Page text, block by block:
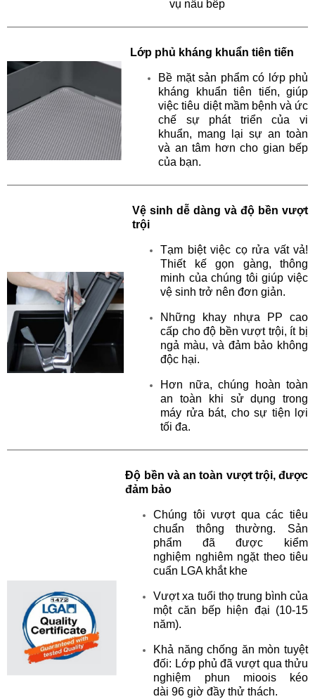
vụ nấu bếp
Lớp phủ kháng khuẩn tiên tiến
Bề mặt sản phẩm có lớp phủ
kháng
khuẩn tiên tiến, giúp
việc tiêu diệt mầm bệnh và ức
chế sự phát triển của vi
khuẩn, mang lại sựan toàn
và an tâm hơn cho gian bếp
của bạn.
Vệ sinh dễ dàng và độ bền vượt
trội
Tạm biệt việc cọ rửa vất vả!
Thiết kế gọn gàng, thông
minh của chúng tôi giúp việc
vệ sinh trở nên đơn giản.
Những khay nhựa PP cao
cấp cho độ bền vượt trội, ít bị
ngả màu, và đảm bảo không
độc hại.
Hơn nữa, chúng hoàn toàn
an toàn khi sử dụng trong
máy rửa bát, cho sự tiện lợi
tối đa.
Độ bền và an toàn vượt trội, được
đảm bảo
Chúng tôi vượt qua các tiêu
chuẩn thôngthường. Sản
phẩm đã được kiểm
nghiệm nghiêm ngặt theo tiêu
cuẩn LGA khắt khe
Vượt xa tuổi thọ trung bình của
một căn bếp hiện đại (10-15
năm).
Khả năng chống ăn mòn tuyệt
đối: Lớp phủđã vượt qua thửu
nghiệm phun mioois kéo
dài96 giờ đầy thử thách.